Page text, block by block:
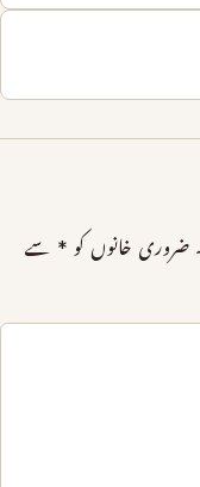
ضروری خانوں کو * سے